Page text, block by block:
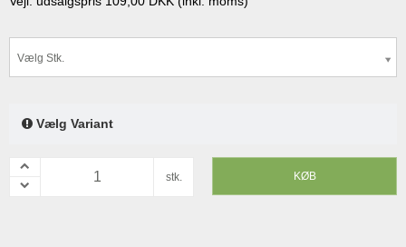
Vælg Stk.
Vælg Variant
stk. KØB